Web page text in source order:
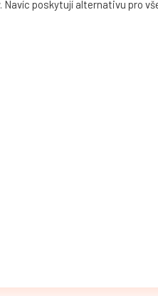
poskytují alternativu pro